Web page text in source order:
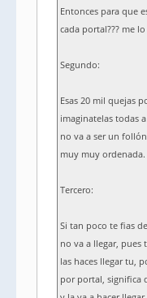
Entonces para que
cada portal??? me
Segundo:
Esas 20 mil quejas
imaginatelas todas
no va a ser un
muy muy ordenada.
Tercero:
Si tan poco te fias
no va a llegar, pues
las haces llegar tu,
por portal, significa